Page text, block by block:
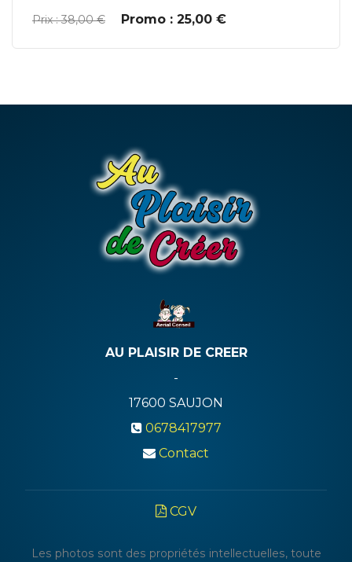
Prix : 38,00 € Promo : 25,00 €
AU PLAISIR DE CREER
-
17600 SAUJON
0678417977
Contact
CGV
Les photos sont des propriétés intellectuelles, toute